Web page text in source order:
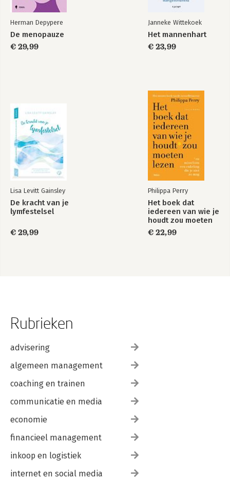
127 Uitgaven aan ggz
136 Bekostiging vanuit de Zvw
142 Bekostiging vanuit de Wlz
146 Bekostiging vanuit de Wfz
165 Nawoord
167 Hoe is dit boek tot stand gekomen?
174 Dankwoord
177 Wat is Platform Zó werkt de zorg?
183 Vind je informatie ook online!
184 Over de auteurs
Herman Depypere
De menopauze
€ 29,99
Janneke Wittekoek
Het mannenhart
€ 23,99
Lisa Levitt Gainsley
De kracht van je
lymfestelsel
€ 29,99
Philippa Perry
Het boek dat
iedereen van wie je
houdt zou moeten
lezen
€ 22,99
Rubrieken
advisering
algemeen management
coaching en trainen
communicatie en media
economie
financieel management
inkoop en logistiek
internet en social media